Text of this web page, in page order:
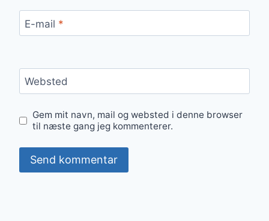
E-mail *
Websted
Gem mit navn, mail og websted i denne browser
til næste gang jeg kommenterer.